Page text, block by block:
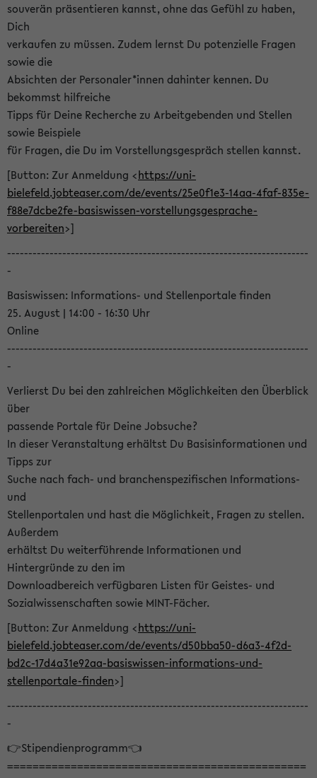
souverän präsentieren kannst, ohne das Gefühl zu haben,
Dich
verkaufen zu müssen. Zudem lernst Du potenzielle Fragen
sowie die
Absichten der Personaler*innen dahinter kennen. Du
bekommst hilfreiche
Tipps für Deine Recherche zu Arbeitgebenden und Stellen
sowie Beispiele
für Fragen, die Du im Vorstellungsgespräch stellen kannst.
[Button: Zur Anmeldung <https://uni-
bielefeld.jobteaser.com/de/events/25e0f1e3-14aa-4faf-835e-
f88e7dcbe2fe-basiswissen-vorstellungsgesprache-
vorbereiten>]
-----------------------------------------------------------------------
-
Basiswissen: Informations- und Stellenportale finden
25. August | 14:00 - 16:30 Uhr
Online
-----------------------------------------------------------------------
-
Verlierst Du bei den zahlreichen Möglichkeiten den Überblick
über
passende Portale für Deine Jobsuche?
In dieser Veranstaltung erhältst Du Basisinformationen und
Tipps zur
Suche nach fach- und branchenspezifischen Informations-
und
Stellenportalen und hast die Möglichkeit, Fragen zu stellen.
Außerdem
erhältst Du weiterführende Informationen und
Hintergründe zu den im
Downloadbereich verfügbaren Listen für Geistes- und
Sozialwissenschaften sowie MINT-Fächer.
[Button: Zur Anmeldung <https://uni-
bielefeld.jobteaser.com/de/events/d50bba50-d6a3-4f2d-
bd2c-17d4a31e92aa-basiswissen-informations-und-
stellenportale-finden>]
-----------------------------------------------------------------------
-
👉Stipendienprogramm👈
===============================================